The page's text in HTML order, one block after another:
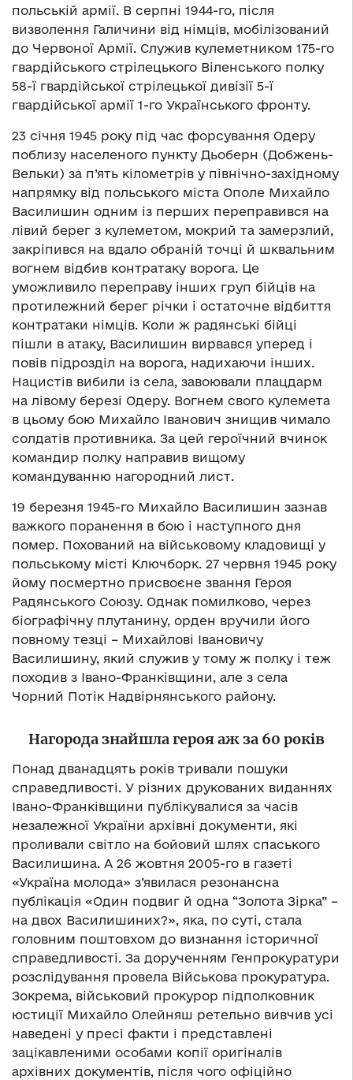
польській армії. В серпні 1944-го, після
визволення Галичини від німців, мобілізований
до Червоної Армії. Служив кулеметником 175-го
гвардійського стрілецького Віленського полку
58-ї гвардійської стрілецької дивізії 5-ї
гвардійської армії 1-го Українського фронту.
23 січня 1945 року під час форсування Одеру
поблизу населеного пункту Дьоберн (Добжень-
Вельки) за п’ять кілометрів у північно-західному
напрямку від польського міста Ополе Михайло
Василишин одним із перших переправився на
лівий берег з кулеметом, мокрий та замерзлий,
закріпився на вдало обраній точці й шквальним
вогнем відбив контратаку ворога. Це
уможливило переправу інших груп бійців на
протилежний берег річки і остаточне відбиття
контратаки німців. Коли ж радянські бійці
пішли в атаку, Василишин вирвався уперед i
повів підрозділ на ворога, надихаючи інших.
Нацистів вибили із села, завоювали плацдарм
на лівому березі Одеру. Вогнем свого кулемета
в цьому бою Михайло Іванович знищив чимало
солдатів противника. За цей героїчний вчинок
командир полку направив вищому
командуванню нагородний лист.
19 березня 1945-го Михайло Василишин зазнав
важкого поранення в бою і наступного дня
помер. Похований на військовому кладовищі у
польському місті Ключборк. 27 червня 1945 року
йому посмертно присвоєне звання Героя
Радянського Союзу. Однак помилково, через
біографічну плутанину, орден вручили його
повному тезці – Михайлові Івановичу
Василишину, який служив у тому ж полку і теж
походив з Івано-Франківщини, але з села
Чорний Потік Надвірнянського району.
Нагорода знайшла героя аж за 60 років
Понад дванадцять років тривали пошуки
справедливості. У різних друкованих виданнях
Івано-Франківщини публікувалися за часів
незалежної України архівні документи, які
проливали світло на бойовий шлях спаського
Василишина. А 26 жовтня 2005-го в газеті
«Україна молода» з’явилася резонансна
публікація «Один подвиг й одна “Золота Зірка” –
на двох Василишиних?», яка, по суті, стала
головним поштовхом до визнання історичної
справедливості. За дорученням Генпрокуратури
розслідування провела Військова прокуратура.
Зокрема, військовий прокурор підполковник
юстиції Михайло Олейняш ретельно вивчив усі
наведені у пресі факти і представлені
зацікавленими особами копії оригіналів
архівних документів, після чого офіційно